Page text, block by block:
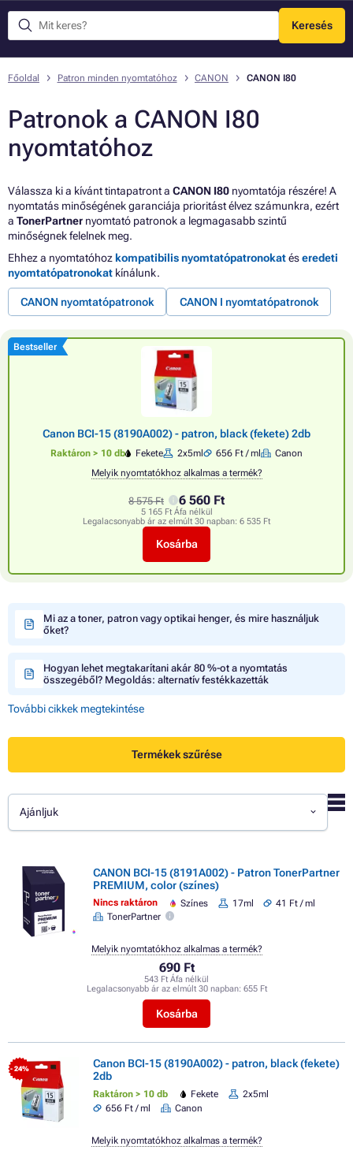
Keresés
Menü
Főoldal Patron minden nyomtatóhoz CANON CANON I80
Patronok a CANON I80
nyomtatóhoz
Válassza ki a kívánt tintapatront a CANON I80 nyomtatója részére! A
nyomtatás minőségének garanciája prioritást élvez számunkra, ezért
a TonerPartner nyomtató patronok a legmagasabb szintű
minőségnek felelnek meg.
Ehhez a nyomtatóhoz kompatibilis nyomtatópatronokatéseredeti
nyomtatópatronokat kínálunk.
CANON nyomtatópatronok CANON I nyomtatópatronok
Bestseller
Canon BCI-15 (8190A002) - patron, black (fekete) 2db
Raktáron > 10 db Fekete 2x5ml 656 Ft / ml
Canon
Melyik nyomtatókhoz alkalmas a termék?
8 575 Ft 6 560 Ft
5 165 Ft Áfa nélkül
Legalacsonyabb ár az elmúlt 30 napban: 6 535 Ft
Kosárba
Mi az a toner, patron vagy optikai henger, és mire használjuk
őket?
Hogyan lehet megtakarítani akár 80 %-ot a nyomtatás
összegéből? Megoldás: alternatív festékkazetták
További cikkek megtekintése
Termékek szűrése
Ajánljuk
CANON BCI-15 (8191A002) - Patron TonerPartner
PREMIUM, color (színes)
Nincs raktáron Színes 17ml
41 Ft / ml
TonerPartner
690 Ft
543 Ft Áfa nélkül
Legalacsonyabb ár az elmúlt 30 napban: 655 Ft
Kosárba
Melyik nyomtatókhoz alkalmas a termék?
- 24%
Canon BCI-15 (8190A002) - patron, black (fekete)
2db
Raktáron > 10 db Fekete
2x5ml
656 Ft / ml
Canon
Melyik nyomtatókhoz alkalmas a termék?